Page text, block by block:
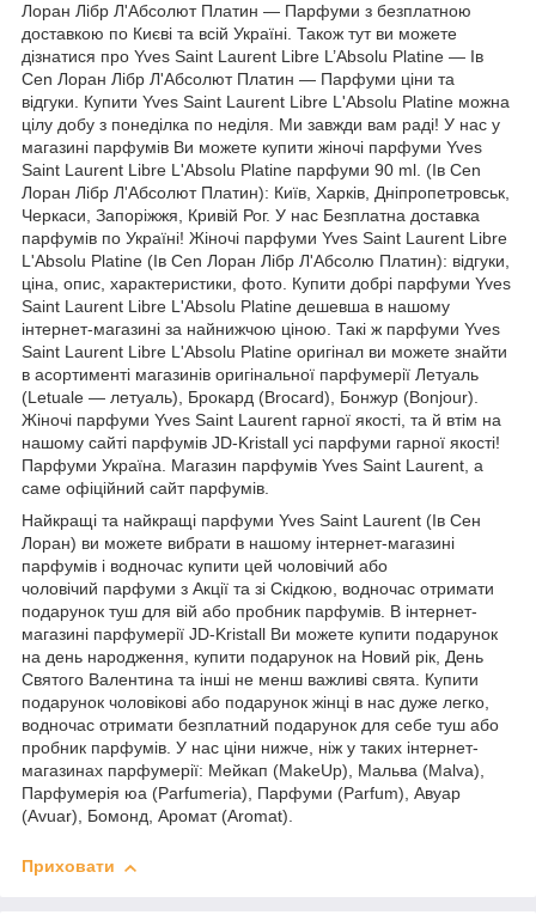
Лоран Лібр Л'Абсолют Платин ― Парфуми з безплатною
доставкою по Києві та всій Україні. Також тут ви можете
дізнатися про Yves Saint Laurent Libre L’Absolu Platine ― Ів
Cen Лоран Лібр Л'Абсолют Платин ― Парфуми ціни та
відгуки. Купити Yves Saint Laurent Libre L'Absolu Platine можна
цілу добу з понеділка по неділя. Ми завжди вам раді! У нас у
магазині парфумів Ви можете купити жіночі парфуми Yves
Saint Laurent Libre L'Absolu Platine парфуми 90 ml. (Ів Cen
Лоран Лібр Л'Абсолют Платин): Київ, Харків, Дніпропетровськ,
Черкаси, Запоріжжя, Кривій Рог. У нас Безплатна доставка
парфумів по Україні! Жіночі парфуми Yves Saint Laurent Libre
L'Absolu Platine (Ів Cen Лоран Лібр Л'Абсолю Платин): відгуки,
ціна, опис, характеристики, фото. Купити добрі парфуми Yves
Saint Laurent Libre L'Absolu Platine дешевша в нашому
інтернет-магазині за найнижчою ціною. Такі ж парфуми Yves
Saint Laurent Libre L'Absolu Platine оригінал ви можете знайти
в асортименті магазинів оригінальної парфумерії Летуаль
(Letuale — летуаль), Брокард (Brocard), Бонжур (Bonjour).
Жіночі парфуми Yves Saint Laurent гарної якості, та й втім на
нашому сайті парфумів JD-Kristall усі парфуми гарної якості!
Парфуми Україна. Магазин парфумів Yves Saint Laurent, а
саме офіційний сайт парфумів.
Найкращі та найкращі парфуми Yves Saint Laurent (Ів Сен
Лоран) ви можете вибрати в нашому інтернет-магазині
парфумів і водночас купити цей чоловічий або
чоловічий парфуми з Акції та зі Скідкою, водночас отримати
подарунок туш для вій або пробник парфумів. В інтернет-
магазині парфумерії JD-Kristall Ви можете купити подарунок
на день народження, купити подарунок на Новий рік, День
Святого Валентина та інші не менш важливі свята. Купити
подарунок чоловікові або подарунок жінці в нас дуже легко,
водночас отримати безплатний подарунок для себе туш або
пробник парфумів. У нас ціни нижче, ніж у таких інтернет-
магазинах парфумерії: Мейкап (MakeUp), Мальва (Malva),
Парфумерія юа (Parfumeria), Парфуми (Parfum), Авуар
(Avuar), Бомонд, Аромат (Aromat).
Приховати